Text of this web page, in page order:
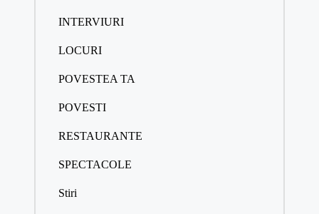
INTERVIURI
LOCURI
POVESTEA TA
POVESTI
RESTAURANTE
SPECTACOLE
Stiri